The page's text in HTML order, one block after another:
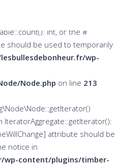
should
int, or the #
should be used to temporarily
wp-
Node.php on line 213
attribute should be
notice in
wp-content/plugins/timber-